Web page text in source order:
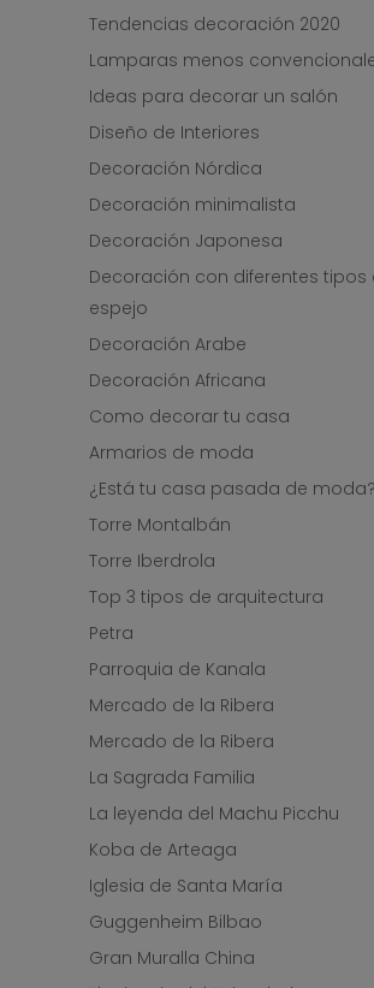
Tendencias decoración 2020
Lamparas menos
Ideas para decorar un salón
Diseño de Interiores
Decoración Nórdica
Decoración minimalista
Decoración Japonesa
Decoración con diferentes tipos
espejo
Decoración Arabe
Decoración Africana
Como decorar tu casa
Armarios de moda
¿Está tu casa pasada de moda?
Torre Montalbán
Torre Iberdrola
Top 3 tipos de arquitectura
Petra
Parroquia de Kanala
Mercado de la Ribera
Mercado de la Ribera
La Sagrada Familia
La leyenda del Machu Picchu
Koba de Arteaga
Iglesia de Santa María
Guggenheim Bilbao
Gran Muralla China